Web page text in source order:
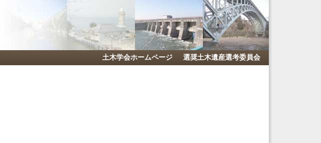
土木学会ホームページ 選奨土木遺産選考委員会